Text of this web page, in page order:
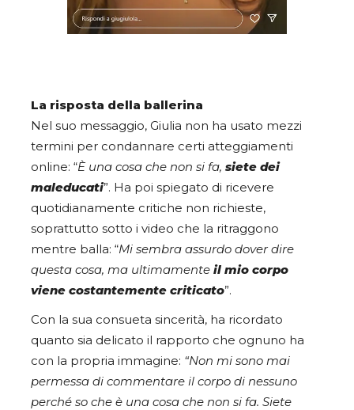
La risposta della ballerina
Nel suo messaggio, Giulia non ha usato mezzi
termini per condannare certi atteggiamenti
online: “È una cosa che non si fa, siete dei
maleducati”. Ha poi spiegato di ricevere
quotidianamente critiche non richieste,
soprattutto sotto i video che la ritraggono
mentre balla: “Mi sembra assurdo dover dire
questa cosa, ma ultimamente il mio corpo
viene costantemente criticato”.
Con la sua consueta sincerità, ha ricordato
quanto sia delicato il rapporto che ognuno ha
con la propria immagine: “Non mi sono mai
permessa di commentare il corpo di nessuno
perché so che è una cosa che non si fa. Siete